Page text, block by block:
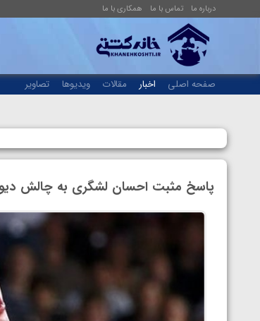
درباره ما تماس با ما همکاری با ما
صفحه اصلی اخبار مقالات ویدیوها تصاویر
پاسخ مثبت احسان لشگری به چالش